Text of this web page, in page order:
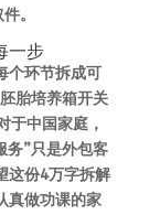
。
一步
个环节拆成可
胎培养箱开关
于中国家庭，
务”只是外包客
这份4万字拆解
真做功课的家